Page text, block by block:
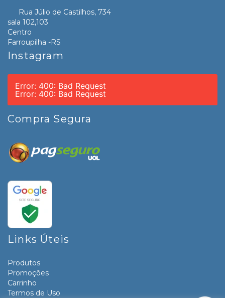
Rua Júlio de Castilhos, 734
sala 102,103
Centro
Farroupilha -RS
Instagram
Error: 400: Bad Request
Error: 400: Bad Request
Compra Segura
Links Úteis
Produtos
Promoções
Carrinho
Termos de Uso